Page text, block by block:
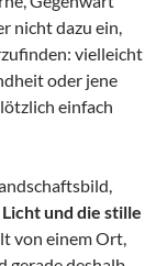
nicht dazu ein,
vielleicht
oder jene
einfach
und die stille
von einem Ort,